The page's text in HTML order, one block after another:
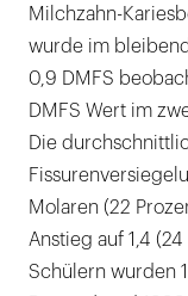
Milchzahn-
wurde im
0,9 DMFS
DMFS Wert im
Die
Molaren (22
Anstieg auf 1,4
Schülern wurden